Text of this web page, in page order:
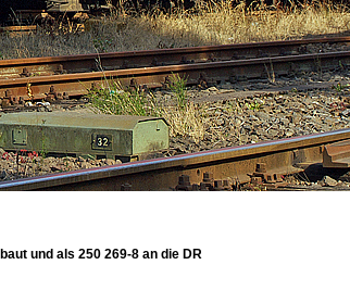
und als 250 269-8 an die DR